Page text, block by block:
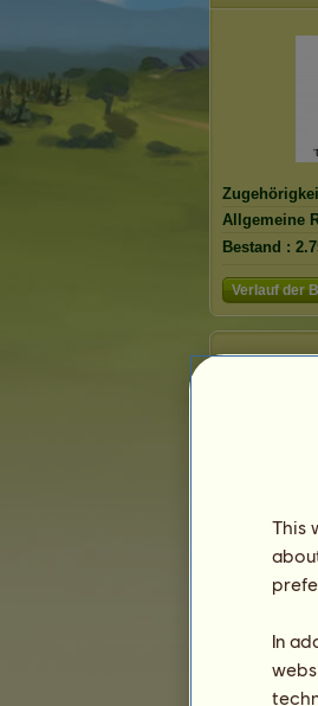
Allgemeine
Bestand :
Verlauf der
This
In